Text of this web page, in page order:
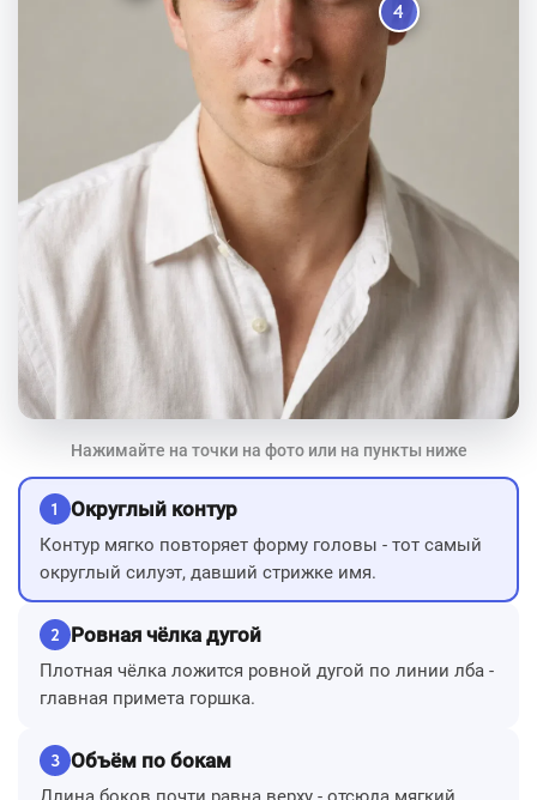
4
Нажимайте на точки на фото или на пункты ниже
1 Округлый контур
Контур мягко повторяет форму головы - тот самый
округлый силуэт, давший стрижке имя.
2 Ровная чёлка дугой
Плотная чёлка ложится ровной дугой по линии лба -
главная примета горшка.
3 Объём по бокам